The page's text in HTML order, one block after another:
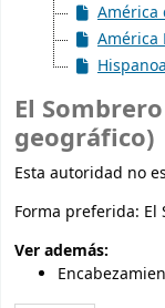
América
América
El
geográfico)
Esta autoridad no
Forma preferida: El
Ver además: